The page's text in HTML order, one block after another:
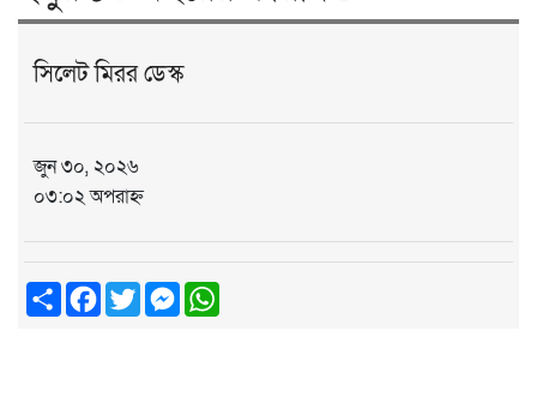
সিলেট মিরর ডেস্ক
জুন ৩০, ২০২৬
০৩:০২ অপরাহ্ন
ShareFacebook
TwitterMessenger